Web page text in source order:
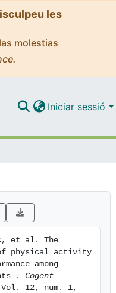
les
molestias
Iniciar sessió
et al. The
physical activity
among
. Cogent
12, num. 1,